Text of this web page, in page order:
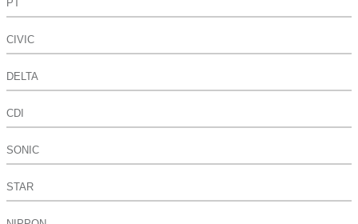
PT
CIVIC
DELTA
CDI
SONIC
STAR